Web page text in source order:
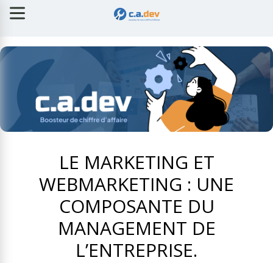
LE MARKETING ET
WEBMARKETING : UNE
COMPOSANTE DU
MANAGEMENT DE
L’ENTREPRISE.